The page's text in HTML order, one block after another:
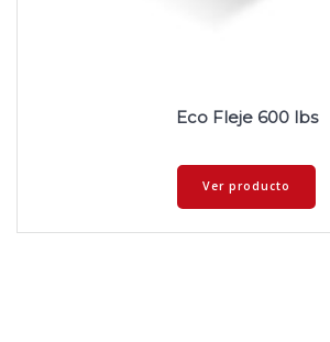
Eco Fleje 600 lbs
Ver producto